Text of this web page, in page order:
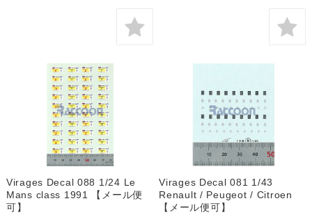
Virages Decal 088 1/24 Le
Mans class 1991 【メール便
可】
Virages Decal 081 1/43
Renault / Peugeot / Citroen
【メール便可】